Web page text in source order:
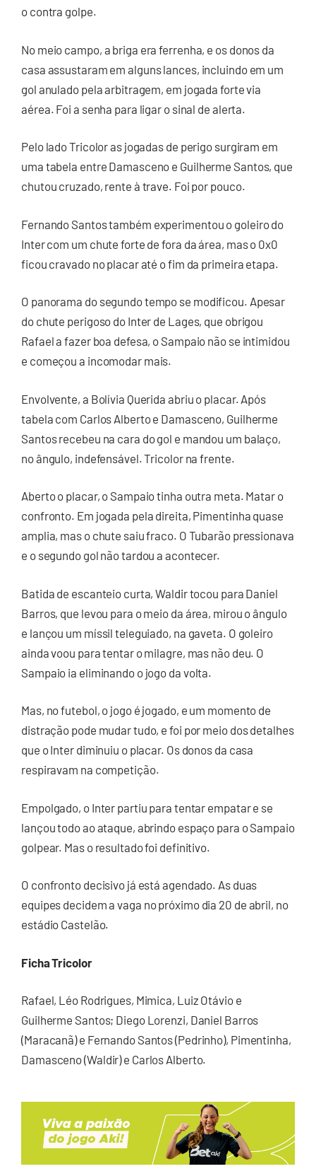
o contra golpe.
No meio campo, a briga era ferrenha, e os donos da
casa assustaram em alguns lances, incluindo em um
gol anulado pela arbitragem, em jogada forte via
aérea. Foi a senha para ligar o sinal de alerta.
Pelo lado Tricolor as jogadas de perigo surgiram em
uma tabela entre Damasceno e Guilherme Santos, que
chutou cruzado, rente à trave. Foi por pouco.
Fernando Santos também experimentou o goleiro do
Inter com um chute forte de fora da área, mas o 0x0
ficou cravado no placar até o fim da primeira etapa.
O panorama do segundo tempo se modificou. Apesar
do chute perigoso do Inter de Lages, que obrigou
Rafael a fazer boa defesa, o Sampaio não se intimidou
e começou a incomodar mais.
Envolvente, a Bolívia Querida abriu o placar. Após
tabela com Carlos Alberto e Damasceno, Guilherme
Santos recebeu na cara do gol e mandou um balaço,
no ângulo, indefensável. Tricolor na frente.
Aberto o placar, o Sampaio tinha outra meta. Matar o
confronto. Em jogada pela direita, Pimentinha quase
amplia, mas o chute saiu fraco. O Tubarão pressionava
e o segundo gol não tardou a acontecer.
Batida de escanteio curta, Waldir tocou para Daniel
Barros, que levou para o meio da área, mirou o ângulo
e lançou um míssil teleguiado, na gaveta. O goleiro
ainda voou para tentar o milagre, mas não deu. O
Sampaio ia eliminando o jogo da volta.
Mas, no futebol, o jogo é jogado, e um momento de
distração pode mudar tudo, e foi por meio dos detalhes
que o Inter diminuiu o placar. Os donos da casa
respiravam na competição.
Empolgado, o Inter partiu para tentar empatar e se
lançou todo ao ataque, abrindo espaço para o Sampaio
golpear. Mas o resultado foi definitivo.
O confronto decisivo já está agendado. As duas
equipes decidem a vaga no próximo dia 20 de abril, no
estádio Castelão.
Ficha Tricolor
Rafael, Léo Rodrigues, Mimica, Luiz Otávio e
Guilherme Santos; Diego Lorenzi, Daniel Barros
(Maracanã) e Fernando Santos (Pedrinho), Pimentinha,
Damasceno (Waldir) e Carlos Alberto.